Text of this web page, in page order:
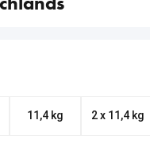
11,4 kg 2 x 11,4 kg